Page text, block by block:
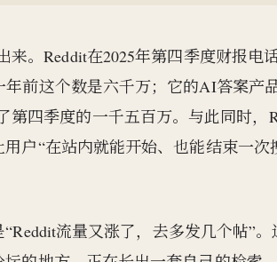
来。Reddit在2025年第四季度财报电
年前这个数是六千万；它的AI答案产
第四季度的一千五百万。与此同时
户“在站内就能开始、也能结束一
流量又涨了，去多发几个帖”